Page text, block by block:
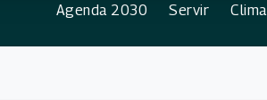
Agenda 2030 Servir Clima